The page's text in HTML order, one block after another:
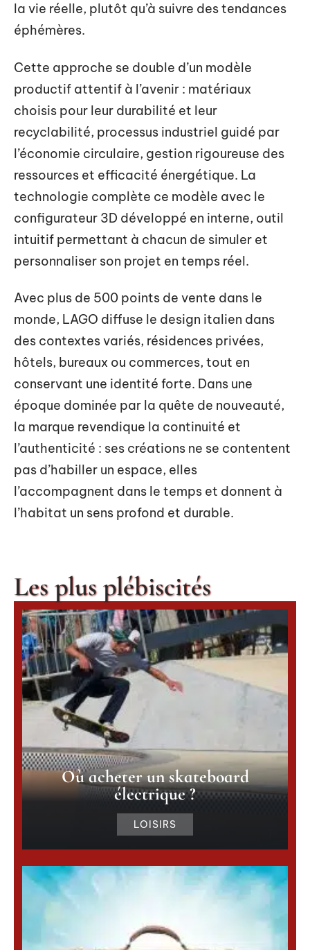
la vie réelle, plutôt qu’à suivre des tendances
éphémères.
Cette approche se double d’un modèle
productif attentif à l’avenir : matériaux
choisis pour leur durabilité et leur
recyclabilité, processus industriel guidé par
l’économie circulaire, gestion rigoureuse des
ressources et efficacité énergétique. La
technologie complète ce modèle avec le
configurateur 3D développé en interne, outil
intuitif permettant à chacun de simuler et
personnaliser son projet en temps réel.
Avec plus de 500 points de vente dans le
monde, LAGO diffuse le design italien dans
des contextes variés, résidences privées,
hôtels, bureaux ou commerces, tout en
conservant une identité forte. Dans une
époque dominée par la quête de nouveauté,
la marque revendique la continuité et
l’authenticité : ses créations ne se contentent
pas d’habiller un espace, elles
l’accompagnent dans le temps et donnent à
l’habitat un sens profond et durable.
Les plus plébiscités
Où acheter un skateboard
électrique ?
LOISIRS